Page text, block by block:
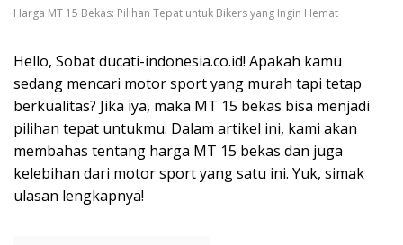
Harga MT 15 Bekas: Pilihan Tepat untuk Bikers yang Ingin Hemat
Hello, Sobat ducati-indonesia.co.id! Apakah kamu
sedang mencari motor sport yang murah tapi tetap
berkualitas? Jika iya, maka MT 15 bekas bisa menjadi
pilihan tepat untukmu. Dalam artikel ini, kami akan
membahas tentang harga MT 15 bekas dan juga
kelebihan dari motor sport yang satu ini. Yuk, simak
ulasan lengkapnya!